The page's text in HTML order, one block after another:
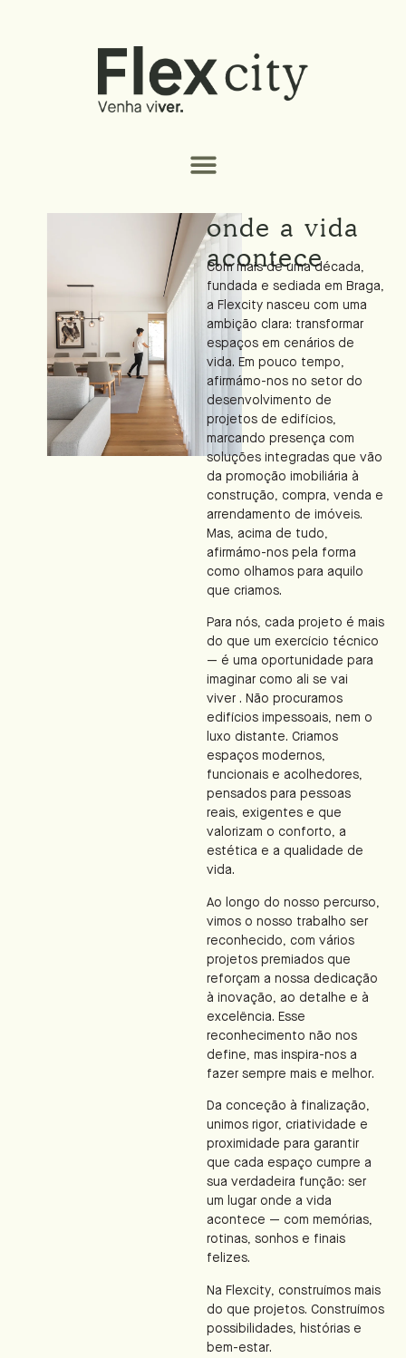
onde a vida
acontece
Com mais de uma década,
fundada e sediada em Braga,
a Flexcity nasceu com uma
ambição clara: transformar
espaços em cenários de
vida. Em pouco tempo,
afirmámo-nos no setor do
desenvolvimento de
projetos de edifícios,
marcando presença com
soluções integradas que vão
da promoção imobiliária à
construção, compra, venda e
arrendamento de imóveis.
Mas, acima de tudo,
afirmámo-nos pela forma
como olhamos para aquilo
que criamos.
Para nós, cada projeto é mais
do que um exercício técnico
— é uma oportunidade para
imaginar como ali se vai
viver . Não procuramos
edifícios impessoais, nem o
luxo distante. Criamos
espaços modernos,
funcionais e acolhedores,
pensados para pessoas
reais, exigentes e que
valorizam o conforto, a
estética e a qualidade de
vida.
Ao longo do nosso percurso,
vimos o nosso trabalho ser
reconhecido, com vários
projetos premiados que
reforçam a nossa dedicação
à inovação, ao detalhe e à
excelência. Esse
reconhecimento não nos
define, mas inspira-nos a
fazer sempre mais e melhor.
Da conceção à finalização,
unimos rigor, criatividade e
proximidade para garantir
que cada espaço cumpre a
sua verdadeira função: ser
um lugar onde a vida
acontece — com memórias,
rotinas, sonhos e finais
felizes.
Na Flexcity, construímos mais
do que projetos. Construímos
possibilidades, histórias e
bem-estar.